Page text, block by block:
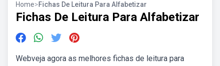
Home>Fichas De Leitura Para Alfabetizar
Fichas De Leitura Para Alfabetizar
Webveja agora as melhores fichas de leitura para